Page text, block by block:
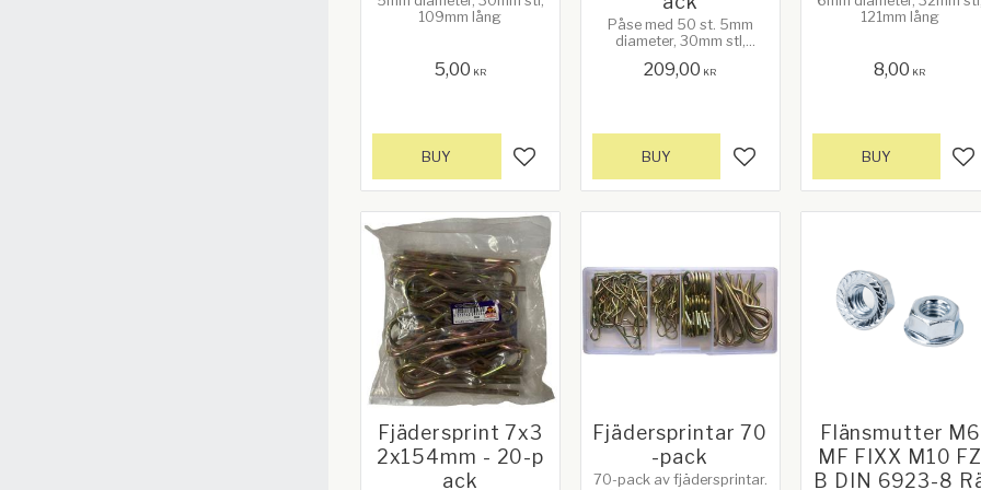
109mm lång
5,00 KR
Add to favorites
BUY
Påse med 50 st. 5mm
diameter, 30mm stl,
209,00 KR
Add to favorites
BUY
121mm lång
8,00 KR
BUY
Fjädersprint 7x3
2x154mm - 20-p
ack
Fjädersprintar 70
-pack
70-pack av fjädersprintar.
Flänsmutter M6
MF FIXX M10 FZ
B DIN 6923-8